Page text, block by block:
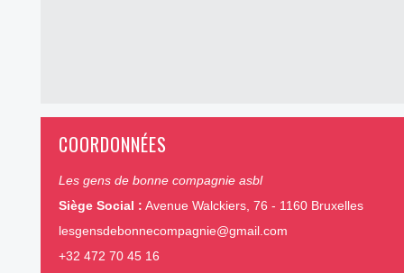
COORDONNÉES
Les gens de bonne compagnie asbl
Siège Social : Avenue Walckiers, 76 - 1160 Bruxelles
lesgensdebonnecompagnie@gmail.com
+32 472 70 45 16